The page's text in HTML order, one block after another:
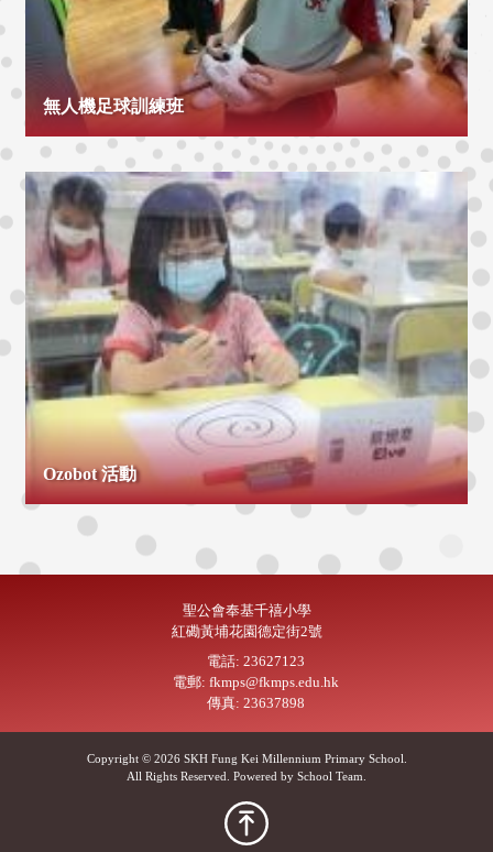
無人機足球訓練班
Ozobot 活動
聖公會奉基千禧小學
紅磡黃埔花園德定街2號
電話: 23627123
電郵: fkmps@fkmps.edu.hk
傳真: 23637898
Copyright © 2026 SKH Fung Kei Millennium Primary School.
All Rights Reserved. Powered by School Team